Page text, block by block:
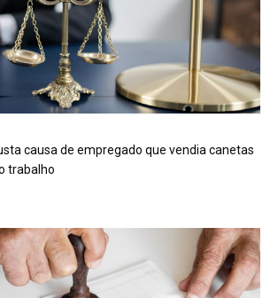
causa de empregado que vendia canetas
trabalho